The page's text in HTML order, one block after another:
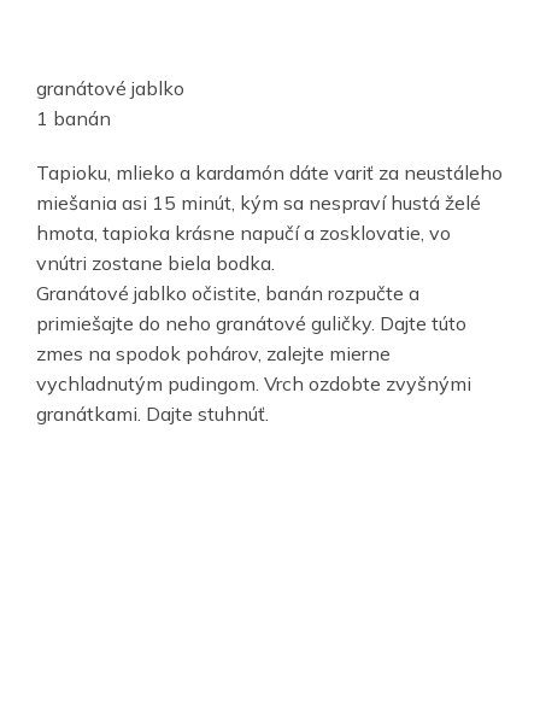
granátové jablko
1 banán
Tapioku, mlieko a kardamón dáte variť za neustáleho
miešania asi 15 minút, kým sa nespraví hustá želé
hmota, tapioka krásne napučí a zosklovatie, vo
vnútri zostane biela bodka.
Granátové jablko očistite, banán rozpučte a
primiešajte do neho granátové guličky. Dajte túto
zmes na spodok pohárov, zalejte mierne
vychladnutým pudingom. Vrch ozdobte zvyšnými
granátkami. Dajte stuhnúť.